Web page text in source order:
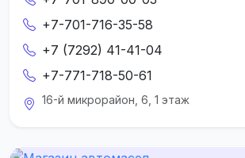
+7-701-716-35-58
+7 (7292) 41-41-04
+7-771-718-50-61
16-й микрорайон, 6, 1 этаж